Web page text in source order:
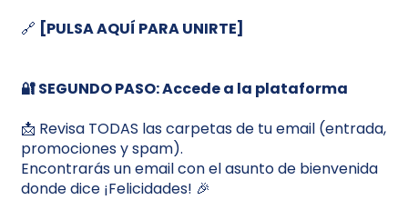
🔗 [PULSA AQUÍ PARA UNIRTE]
🔐 SEGUNDO PASO: Accede a la plataforma
📩 Revisa TODAS las carpetas de tu email (entrada,
promociones y spam).
Encontrarás un email con el asunto de bienvenida
donde dice ¡Felicidades! 🎉